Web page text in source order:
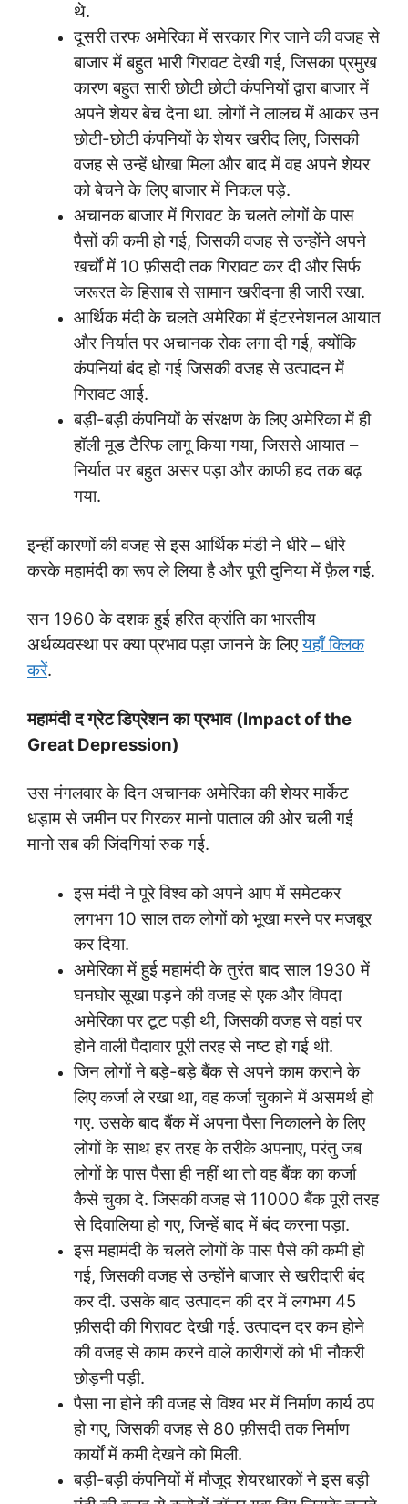
थे.
दूसरी तरफ अमेरिका में सरकार गिर जाने की वजह से
बाजार में बहुत भारी गिरावट देखी गई, जिसका प्रमुख
कारण बहुत सारी छोटी छोटी कंपनियों द्वारा बाजार में
अपने शेयर बेच देना था. लोगों ने लालच में आकर उन
छोटी-छोटी कंपनियों के शेयर खरीद लिए, जिसकी
वजह से उन्हें धोखा मिला और बाद में वह अपने शेयर
को बेचने के लिए बाजार में निकल पड़े.
अचानक बाजार में गिरावट के चलते लोगों के पास
पैसों की कमी हो गई, जिसकी वजह से उन्होंने अपने
खर्चों में 10 फ़ीसदी तक गिरावट कर दी और सिर्फ
जरूरत के हिसाब से सामान खरीदना ही जारी रखा.
आर्थिक मंदी के चलते अमेरिका में इंटरनेशनल आयात
और निर्यात पर अचानक रोक लगा दी गई, क्योंकि
कंपनियां बंद हो गई जिसकी वजह से उत्पादन में
गिरावट आई.
बड़ी-बड़ी कंपनियों के संरक्षण के लिए अमेरिका में ही
हॉली मूड टैरिफ लागू किया गया, जिससे आयात –
निर्यात पर बहुत असर पड़ा और काफी हद तक बढ़
गया.
इन्हीं कारणों की वजह से इस आर्थिक मंडी ने धीरे – धीरे
करके महामंदी का रूप ले लिया है और पूरी दुनिया में फ़ैल गई.
सन 1960 के दशक हुई हरित क्रांति का भारतीय
अर्थव्यवस्था पर क्या प्रभाव पड़ा जानने के लिएयहाँ क्लिक
करें.
महामंदी द ग्रेट डिप्रेशन का प्रभाव (Impact of the
Great Depression)
उस मंगलवार के दिन अचानक अमेरिका की शेयर मार्केट
धड़ाम से जमीन पर गिरकर मानो पाताल की ओर चली गई
मानो सब की जिंदगियां रुक गई.
इस मंदी ने पूरे विश्व को अपने आप में समेटकर
लगभग 10 साल तक लोगों को भूखा मरने पर मजबूर
कर दिया.
अमेरिका में हुई महामंदी के तुरंत बाद साल 1930 में
घनघोर सूखा पड़ने की वजह से एक और विपदा
अमेरिका पर टूट पड़ी थी, जिसकी वजह से वहां पर
होने वाली पैदावार पूरी तरह से नष्ट हो गई थी.
जिन लोगों ने बड़े-बड़े बैंक से अपने काम कराने के
लिए कर्जा ले रखा था, वह कर्जा चुकाने में असमर्थ हो
गए. उसके बाद बैंक में अपना पैसा निकालने के लिए
लोगों के साथ हर तरह के तरीके अपनाए, परंतु जब
लोगों के पास पैसा ही नहीं था तो वह बैंक का कर्जा
कैसे चुका दे. जिसकी वजह से 11000 बैंक पूरी तरह
से दिवालिया हो गए, जिन्हें बाद में बंद करना पड़ा.
इस महामंदी के चलते लोगों के पास पैसे की कमी हो
गई, जिसकी वजह से उन्होंने बाजार से खरीदारी बंद
कर दी. उसके बाद उत्पादन की दर में लगभग 45
फ़ीसदी की गिरावट देखी गई. उत्पादन दर कम होने
की वजह से काम करने वाले कारीगरों को भी नौकरी
छोड़नी पड़ी.
पैसा ना होने की वजह से विश्व भर में निर्माण कार्य ठप
हो गए, जिसकी वजह से 80 फ़ीसदी तक निर्माण
कार्यों में कमी देखने को मिली.
बड़ी-बड़ी कंपनियों में मौजूद शेयरधारकों ने इस बड़ी